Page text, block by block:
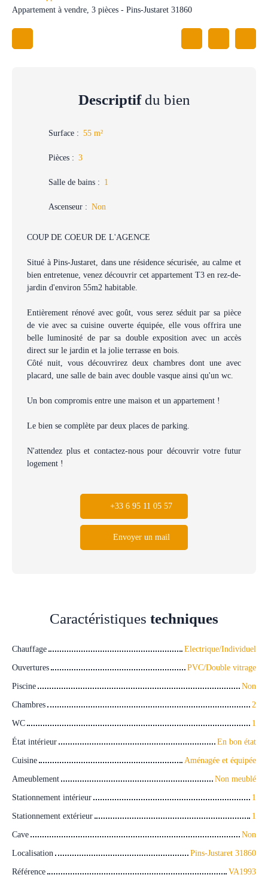
Appartement à vendre, 3 pièces - Pins-Justaret 31860
Descriptifdu bien
Surface : 55 m²
Pièces : 3
Salle de bains : 1
Ascenseur : Non
COUP DE COEUR DE L'AGENCE
Situé à Pins-Justaret, dans une résidence sécurisée, au calme et
bien entretenue, venez découvrir cet appartement T3 en rez-de-
jardin d'environ 55m2 habitable.
Entièrement rénové avec goût, vous serez séduit par sa pièce
de vie avec sa cuisine ouverte équipée, elle vous offrira une
belle luminosité de par sa double exposition avec un accès
direct sur le jardin et la jolie terrasse en bois.
Côté nuit, vous découvrirez deux chambres dont une avec
placard, une salle de bain avec double vasque ainsi qu'un wc.
Un bon compromis entre une maison et un appartement !
Le bien se complète par deux places de parking.
N'attendez plus et contactez-nous pour découvrir votre futur
logement !
+33 6 95 11 05 57
Envoyer un mail
Caractéristiques techniques
Chauffage
Electrique/Individuel
Ouvertures
PVC/Double vitrage
Piscine
Non
Chambres
2
WC
1
État intérieur
En bon état
Cuisine
Aménagée et équipée
Ameublement
Non meublé
Stationnement intérieur
1
Stationnement extérieur
1
Cave
Non
Localisation
Pins-Justaret 31860
Référence
VA1993